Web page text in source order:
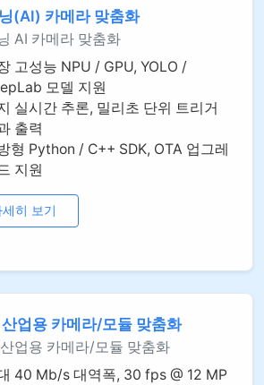
(AI) 카메라 맞춤화
AI 카메라 맞춤화
고성능 NPU / GPU, YOLO /
모델 지원
실시간 추론, 밀리초 단위 트리거
출력
형 Python / C++ SDK, OTA 업그레
지원
세히 보기
산업용 카메라/모듈 맞춤화
업용 카메라/모듈 맞춤화
40 Mb/s 대역폭, 30 fps @ 12 MP